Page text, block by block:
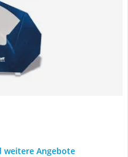
weitere Angebote